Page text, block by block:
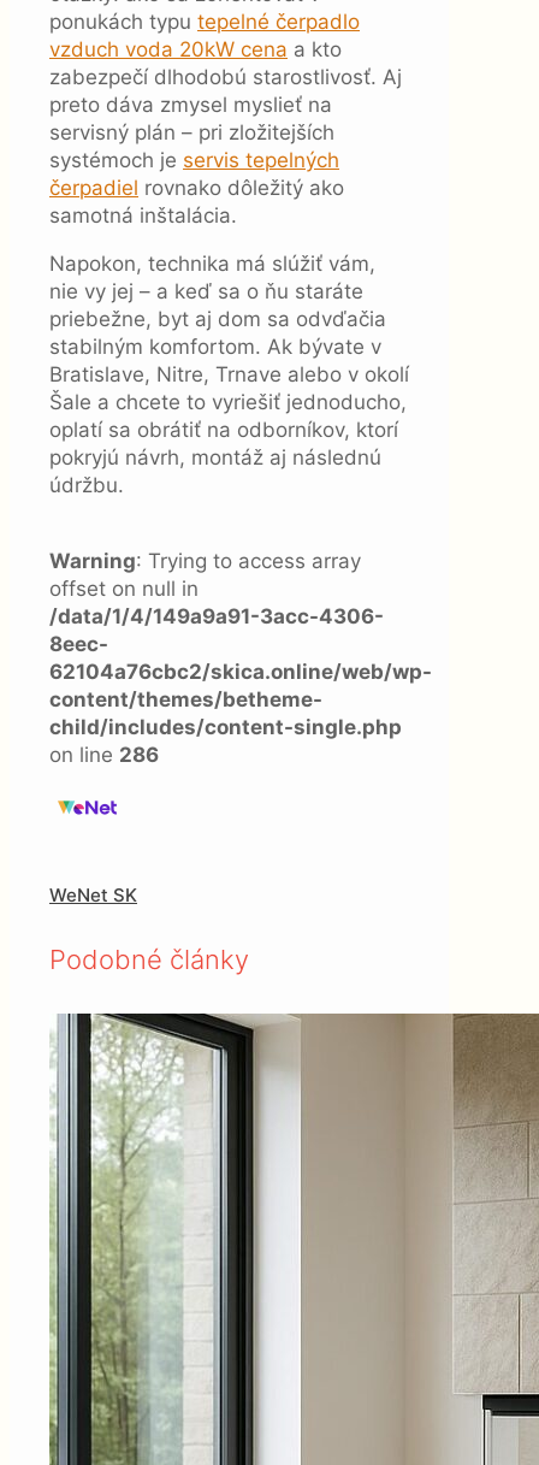
ponukách typu tepelné čerpadlo
vzduch voda 20kW cena a kto
zabezpečí dlhodobú starostlivosť. Aj
preto dáva zmysel myslieť na
servisný plán – pri zložitejších
systémoch je servis tepelných
čerpadiel rovnako dôležitý ako
samotná inštalácia.
Napokon, technika má slúžiť vám,
nie vy jej – a keď sa o ňu staráte
priebežne, byt aj dom sa odvďačia
stabilným komfortom. Ak bývate v
Bratislave, Nitre, Trnave alebo v okolí
Šale a chcete to vyriešiť jednoducho,
oplatí sa obrátiť na odborníkov, ktorí
pokryjú návrh, montáž aj následnú
údržbu.
Warning: Trying to access array
offset on null in
/data/1/4/149a9a91-3acc-4306-
8eec-
62104a76cbc2/skica.online/web/wp-
content/themes/betheme-
child/includes/content-single.php
on line 286
WeNet SK
Podobné články